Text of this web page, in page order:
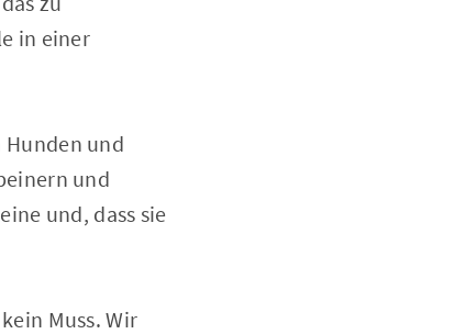
in einer
Hunden und
und
und, dass sie
Muss. Wir